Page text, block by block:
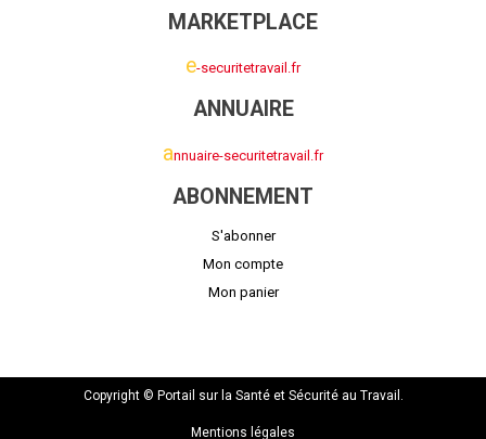
MARKETPLACE
e-securitetravail.fr
ANNUAIRE
annuaire-securitetravail.fr
ABONNEMENT
S'abonner
Mon compte
Mon panier
Copyright © Portail sur la Santé et Sécurité au Travail.
Mentions légales